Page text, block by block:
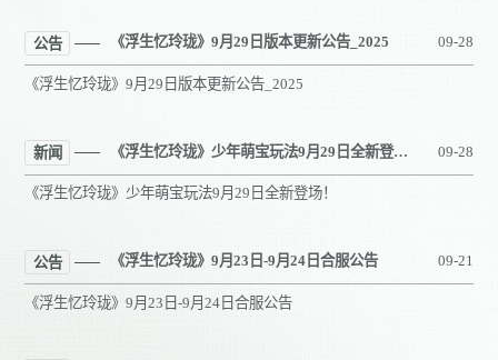
公告 09-28
《浮生忆玲珑》9月29日版本更新公告_2025
《浮生忆玲珑》9月29日版本更新公告_2025
新闻 09-28
《浮生忆玲珑》少年萌宝玩法9月29日全新登场！
《浮生忆玲珑》少年萌宝玩法9月29日全新登场！
公告 09-21
《浮生忆玲珑》9月23日-9月24日合服公告
《浮生忆玲珑》9月23日-9月24日合服公告